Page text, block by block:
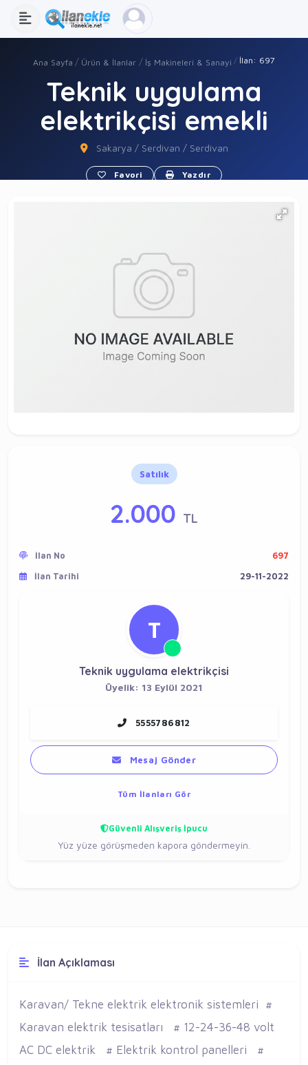
Ana Sayfa Ürün & İlanlar İş Makineleri & Sanayi İlan: 697
Teknik uygulama
elektrikçisi emekli
Sakarya / Serdivan / Serdivan
Favori Yazdır
Satılık
2.000 TL
İlan No
697
İlan Tarihi
29-11-2022
T
Teknik uygulama elektrikçisi
Üyelik: 13 Eylül 2021
5555786812
Mesaj Gönder
Tüm İlanları Gör
Güvenli Alışveriş İpucu
Yüz yüze görüşmeden kapora göndermeyin.
İlan Açıklaması
Karavan/ Tekne elektrik elektronik sistemleri #
Karavan elektrik tesisatları # 12-24-36-48 volt
AC DC elektrik # Elektrik kontrol panelleri #